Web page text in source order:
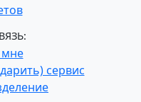
сервис